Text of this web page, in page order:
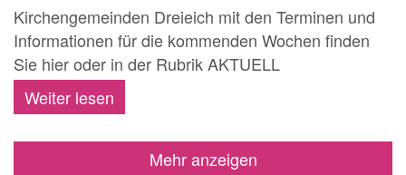
Kirchengemeinden Dreieich mit den Terminen und
Informationen für die kommenden Wochen finden
Sie hier oder in der Rubrik AKTUELL
Weiter lesen
Mehr anzeigen